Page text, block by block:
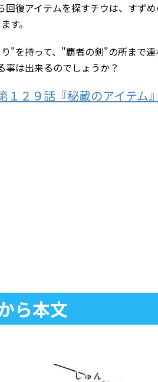
回復アイテムを探すチウは、すず
す。
"を持って、"覇者の剣"の所まで
事は出来るのでしょうか？
２９話『秘蔵のアイテム
ら本文